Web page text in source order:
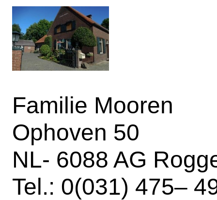
Familie Mooren
Ophoven 50
NL- 6088 AG
Tel.: 0(031) 475–